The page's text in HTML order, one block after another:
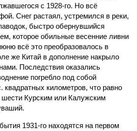
с 1928-го. Но всё
Снег растаял, устремился в реки,
быстро обернувшийся
которое обильные весенние ливни
всё это преобразовалось в
же Китай в дополнение накрыло
Последствия оказались
погребло под собой
квадратных километров, что равно
Курским или Калужским
1931-го находятся на первом